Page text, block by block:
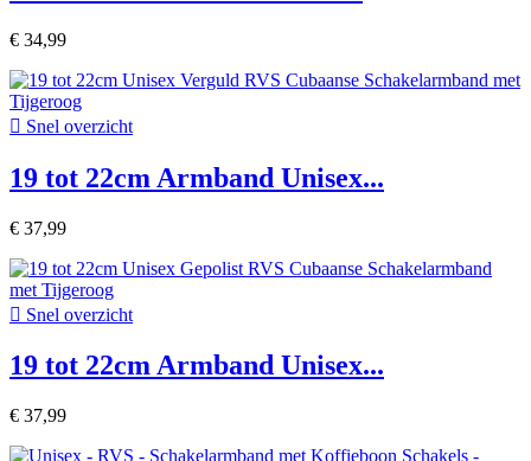
€ 34,99
 Snel overzicht
19 tot 22cm Armband Unisex...
€ 37,99
 Snel overzicht
19 tot 22cm Armband Unisex...
€ 37,99